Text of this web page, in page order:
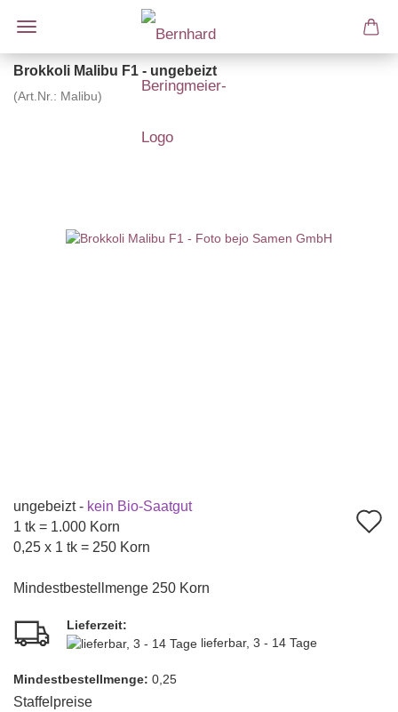
Brokkoli Malibu F1 - ungebeizt
(Art.Nr.: Malibu)
ungebeizt - kein Bio-Saatgut
1 tk = 1.000 Korn
0,25 x 1 tk = 250 Korn
Mindestbestellmenge 250 Korn
Lieferzeit:
lieferbar, 3 - 14 Tage
Mindest­bestellmenge: 0,25
Staffelpreise